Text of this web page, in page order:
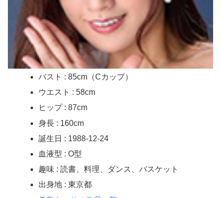
バスト : 85cm（Cカップ）
ウエスト : 58cm
ヒップ : 87cm
身長 : 160cm
誕生日 : 1988-12-24
血液型 : O型
趣味 : 読書、料理、ダンス、バスケット
出身地 : 東京都